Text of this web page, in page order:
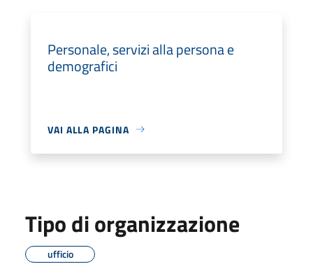
Personale, servizi alla persona e
demografici
VAI ALLA PAGINA
Tipo di organizzazione
ufficio